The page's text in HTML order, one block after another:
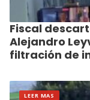
Fiscal
Alejandro
filtración de
LEER MAS